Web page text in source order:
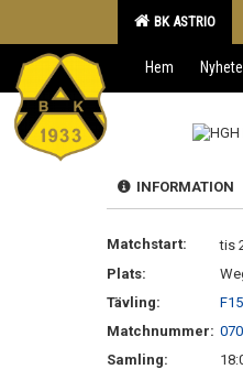
BK ASTRIO
Hem
INFORMATION
Matchstart:
tis
Plats:
Tävling:
Matchnummer:
Samling: